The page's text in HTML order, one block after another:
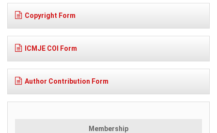
Copyright Form
ICMJE COI Form
Author Contribution Form
Membership